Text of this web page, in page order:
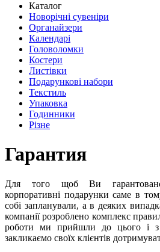
Каталог
Новорічні сувеніри
Органайзери
Календарі
Головоломки
Костери
Листівки
Подарункові набори
Текстиль
Упаковка
Годинники
Різне
Гарантия
Для того щоб Ви
корпоративні подарунки саме в
собі запланували, а в деяких
компанії розроблено комплекс
роботи ми прийшли до цього і з
закликаємо своїх клієнтів